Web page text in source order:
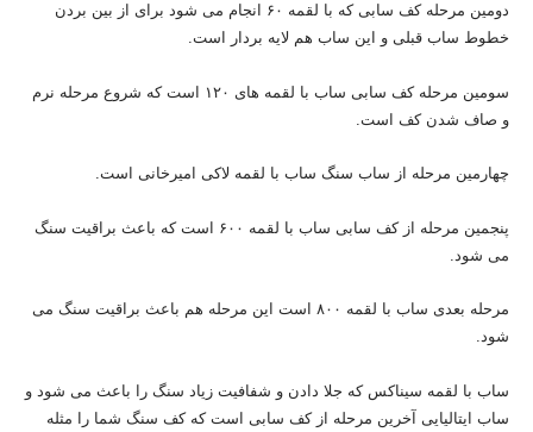
دومین مرحله کف سابی که با لقمه ۶۰ انجام می شود برای از بین بردن
خطوط ساب قبلی و این ساب هم لایه بردار است.
سومین مرحله کف سابی ساب با لقمه های ۱۲۰ است که شروع مرحله نرم
و صاف شدن کف است.
چهارمین مرحله از ساب سنگ ساب با لقمه لاکی امیرخانی است.
پنجمین مرحله از کف سابی ساب با لقمه ۶۰۰ است که باعث براقیت سنگ
می شود.
مرحله بعدی ساب با لقمه ۸۰۰ است این مرحله هم باعث براقیت سنگ می
شود.
ساب با لقمه سیناکس که جلا دادن و شفافیت زیاد سنگ را باعث می شود و
ساب ایتالیایی آخرین مرحله از کف سابی است که کف سنگ شما را مثله